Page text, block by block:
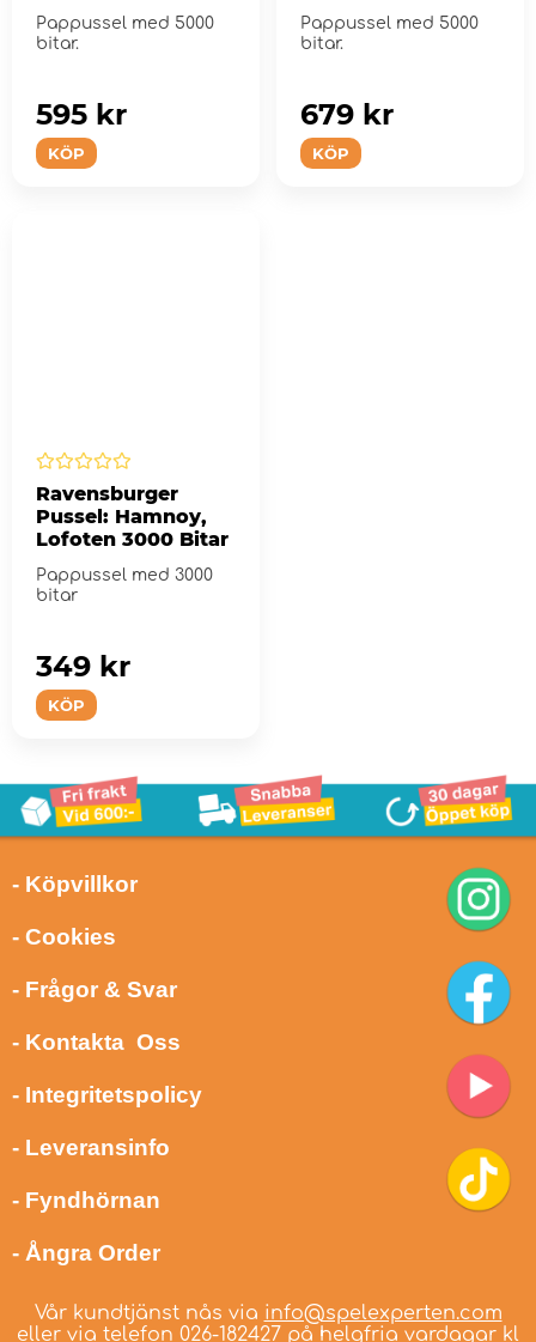
Pappussel med 5000
bitar.
KÖP
595 kr
Pappussel med 5000
bitar.
KÖP
679 kr
Ravensburger
Pussel: Hamnoy,
Lofoten 3000 Bitar
Pappussel med 3000
bitar
KÖP
349 kr
- Köpvillkor
- Cookies
- Frågor & Svar
- Kontakta Oss
- Integritetspolicy
- Leveransinfo
- Fyndhörnan
- Ångra Order
Vår kundtjänst nås via info@spelexperten.com
eller via telefon 026-182427 på helgfria vardagar kl